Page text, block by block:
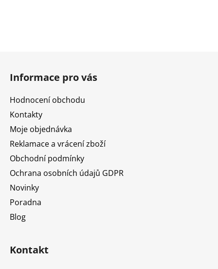
Informace pro vás
Hodnocení obchodu
Kontakty
Moje objednávka
Reklamace a vrácení zboží
Obchodní podmínky
Ochrana osobních údajů GDPR
Novinky
Poradna
Blog
Kontakt